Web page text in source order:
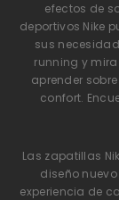
efectos de
deportivos Nike
sus
running y
aprender
confort.
Las zapatillas
diseño
experiencia de